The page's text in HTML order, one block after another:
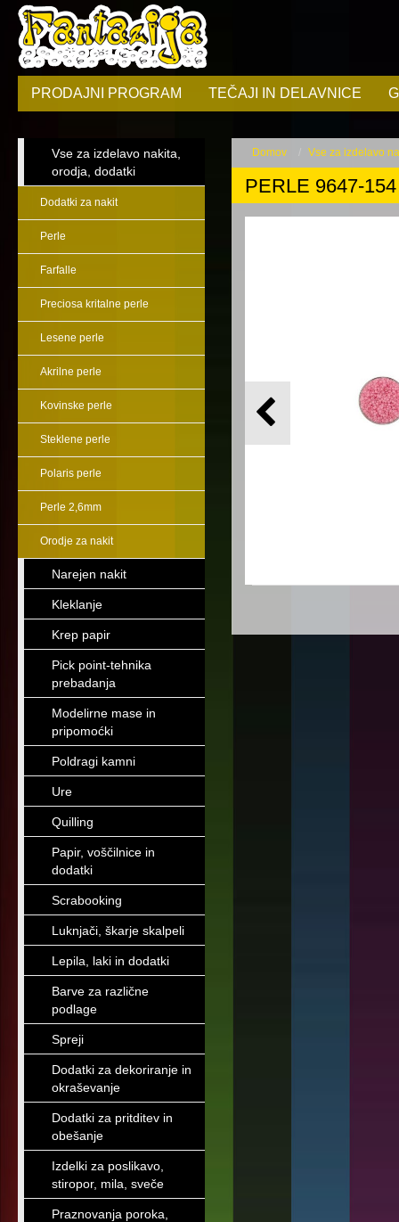
PRODAJNI PROGRAM TEČAJI IN DELAVNICE
Vse za izdelavo nakita,
orodja, dodatki
Dodatki za nakit
Perle
Farfalle
Preciosa kritalne perle
Lesene perle
Akrilne perle
Kovinske perle
Steklene perle
Polaris perle
Perle 2,6mm
Orodje za nakit
Narejen nakit
Kleklanje
Krep papir
Pick point-tehnika
prebadanja
Modelirne mase in
pripomoćki
Poldragi kamni
Ure
Quilling
Papir, voščilnice in
dodatki
Scrabooking
Luknjači, škarje skalpeli
Lepila, laki in dodatki
Barve za različne
podlage
Spreji
Dodatki za dekoriranje in
okraševanje
Dodatki za pritditev in
obešanje
Izdelki za poslikavo,
stiropor, mila, sveče
Praznovanja poroka,
Domov Vse za izdelavo
PERLE 9647-154